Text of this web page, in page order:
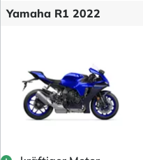
Yamaha R1 2022